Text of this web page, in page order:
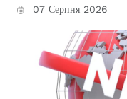
07 Серпня 2026